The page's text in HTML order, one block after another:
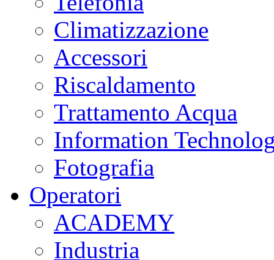
Climatizzazione
Accessori
Riscaldamento
Trattamento Acqua
Information
Fotografia
Operatori
ACADEMY
Industria